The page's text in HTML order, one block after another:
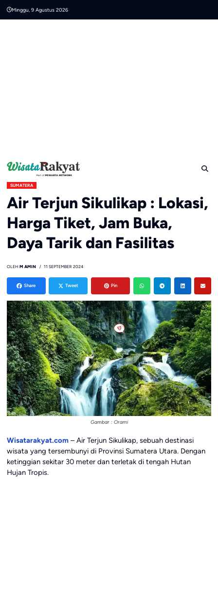
Minggu, 9 Agustus 2026
SUMATERA
Air Terjun Sikulikap : Lokasi,
Harga Tiket, Jam Buka,
Daya Tarik dan Fasilitas
OLEH M AMIN 11 SEPTEMBER 2024
Share Tweet Pin
Gambar : Orami
Wisatarakyat.com– Air Terjun Sikulikap, sebuah destinasi
wisata yang tersembunyi di Provinsi Sumatera Utara. Dengan
ketinggian sekitar 30 meter dan terletak di tengah Hutan
Hujan Tropis.